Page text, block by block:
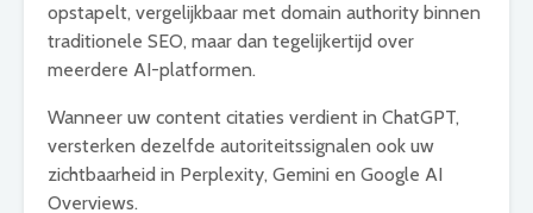
opstapelt, vergelijkbaar met domain authority binnen
traditionele SEO, maar dan tegelijkertijd over
meerdere AI-platformen.
Wanneer uw content citaties verdient in ChatGPT,
versterken dezelfde autoriteitssignalen ook uw
zichtbaarheid in Perplexity, Gemini en Google AI
Overviews.